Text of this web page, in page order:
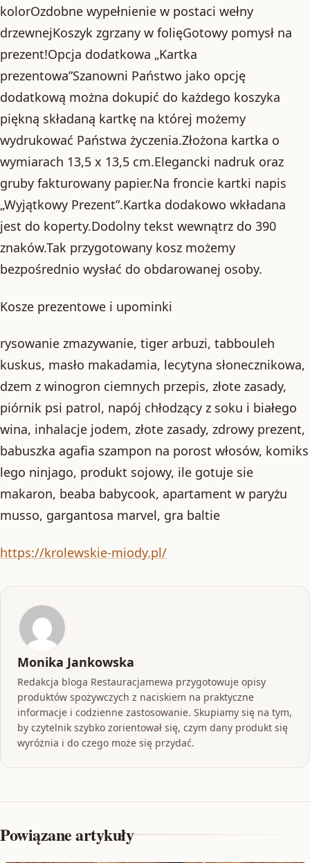
kolorOzdobne wypełnienie w postaci wełny
drzewnejKoszyk zgrzany w folięGotowy pomysł na
prezent!Opcja dodatkowa „Kartka
prezentowa”Szanowni Państwo jako opcję
dodatkową można dokupić do każdego koszyka
piękną składaną kartkę na której możemy
wydrukować Państwa życzenia.Złożona kartka o
wymiarach 13,5 x 13,5 cm.Elegancki nadruk oraz
gruby fakturowany papier.Na froncie kartki napis
„Wyjątkowy Prezent”.Kartka dodakowo wkładana
jest do koperty.Dodolny tekst wewnątrz do 390
znaków.Tak przygotowany kosz możemy
bezpośrednio wysłać do obdarowanej osoby.
Kosze prezentowe i upominki
rysowanie zmazywanie, tiger arbuzi, tabbouleh
kuskus, masło makadamia, lecytyna słonecznikowa,
dzem z winogron ciemnych przepis, złote zasady,
piórnik psi patrol, napój chłodzący z soku i białego
wina, inhalacje jodem, złote zasady, zdrowy prezent,
babuszka agafia szampon na porost włosów, komiks
lego ninjago, produkt sojowy, ile gotuje sie
makaron, beaba babycook, apartament w paryżu
musso, gargantosa marvel, gra baltie
https://krolewskie-miody.pl/
Monika Jankowska
Redakcja bloga Restauracjamewa przygotowuje opisy
produktów spożywczych z naciskiem na praktyczne
informacje i codzienne zastosowanie. Skupiamy się na tym,
by czytelnik szybko zorientował się, czym dany produkt się
wyróżnia i do czego może się przydać.
Powiązane artykuły